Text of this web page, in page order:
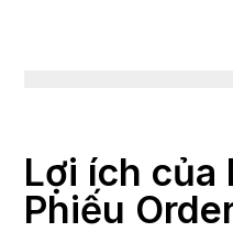
Lợi ích của
Phiếu